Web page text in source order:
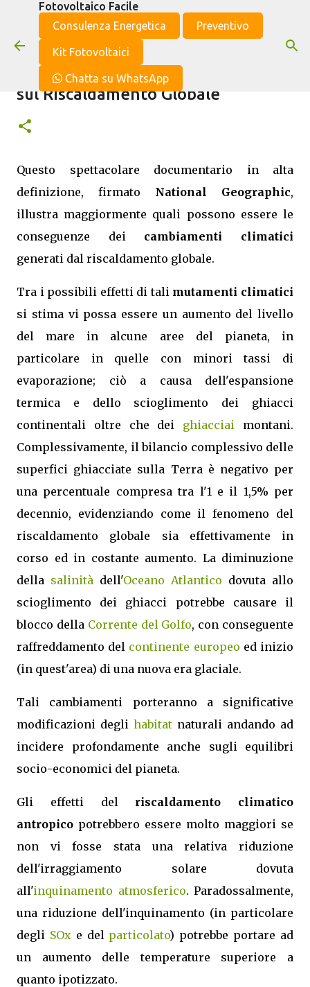
Passa ai contenuti principali
Fotovoltaico Facile
Consulenza Energetica
Preventivo
Kit Fotovoltaici
Chatta su WhatsApp
Documentario National Geographic
sul Riscaldamento Globale
Questo spettacolare documentario in alta
definizione, firmato National Geographic,
illustra maggiormente quali possono essere le
conseguenze dei cambiamenti climatici
generati dal riscaldamento globale.
Tra i possibili effetti di tali mutamenti climatici
si stima vi possa essere un aumento del livello
del mare in alcune aree del pianeta, in
particolare in quelle con minori tassi di
evaporazione; ciò a causa dell'espansione
termica e dello scioglimento dei ghiacci
continentali oltre che dei ghiacciai montani.
Complessivamente, il bilancio complessivo delle
superfici ghiacciate sulla Terra è negativo per
una percentuale compresa tra l'1 e il 1,5% per
decennio, evidenziando come il fenomeno del
riscaldamento globale sia effettivamente in
corso ed in costante aumento. La diminuzione
della salinità dell'Oceano Atlantico dovuta allo
scioglimento dei ghiacci potrebbe causare il
blocco della Corrente del Golfo, con conseguente
raffreddamento del continente europeo ed inizio
(in quest'area) di una nuova era glaciale.
Tali cambiamenti porteranno a significative
modificazioni degli habitat naturali andando ad
incidere profondamente anche sugli equilibri
socio-economici del pianeta.
Gli effetti del riscaldamento climatico
antropico potrebbero essere molto maggiori se
non vi fosse stata una relativa riduzione
dell'irraggiamento solare dovuta
all'inquinamento atmosferico. Paradossalmente,
una riduzione dell'inquinamento (in particolare
degli SOxe del particolato) potrebbe portare ad
un aumento delle temperature superiore a
quanto ipotizzato.